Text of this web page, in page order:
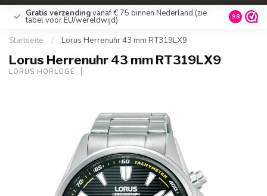
Gratis verzendingvanaf € 75 binnen Nederland (zie
tabel voor EU/wereldwijd) 9.8
Startseite / Lorus Herrenuhr 43 mm RT319LX9
Lorus Herrenuhr 43 mm RT319LX9
LORUS HORLOGE